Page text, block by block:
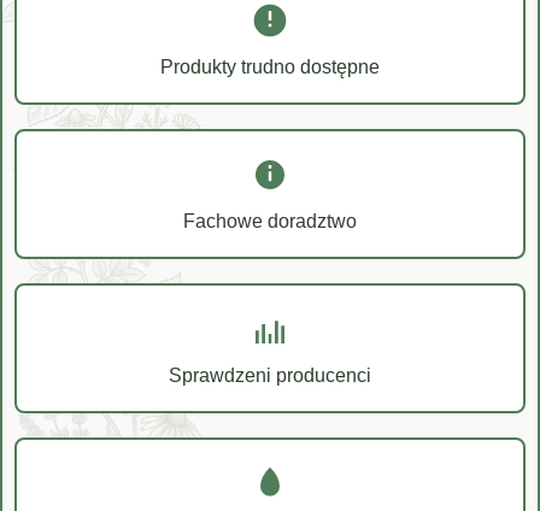
Produkty trudno dostępne
Fachowe doradztwo
Sprawdzeni producenci